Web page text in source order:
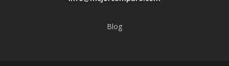
Blog